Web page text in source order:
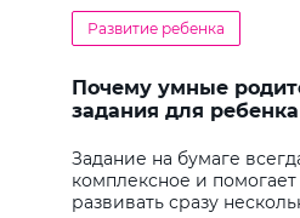
Развитие ребенка
Почему умные
задания для ребенка
Задание на бумаге
комплексное и
развивать сразу